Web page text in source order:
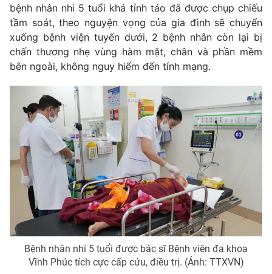
Theo dõi báo trên
Cơ quan báo chí: Thời báo VTV
Giấy phép hoạt động báo in và báo điện tử số 483/GP-BTTTT
cấp ngày 29/12/2023
Tổng Biên tập:Vũ Thanh Thủy
Phó Tổng Biên tập: Nguyễn Thị Mỹ Hạnh, Phạm Quốc Thắng,
Nguyễn Trọng Ninh
Tổng đài VTV: 024.38 355 931 - 024.38 355 932
Ðiện thoại Thời báo VTV:024.66 897 897
Email:toasoan@vtv.vn
Liên hệ quảng cáo:024-7300.7108
bệnh nhân nhi 5 tuổi khá tỉnh táo đã được chụp chiếu
tầm soát, theo nguyện vọng của gia đình sẽ chuyển
xuống bệnh viện tuyến dưới, 2 bệnh nhân còn lại bị
chấn thương nhẹ vùng hàm mặt, chân và phần mềm
bên ngoài, không nguy hiểm đến tính mạng.
Bệnh nhân nhi 5 tuổi được bác sĩ Bệnh viên đa khoa
Vĩnh Phúc tích cực cấp cứu, điều trị. (Ảnh: TTXVN)